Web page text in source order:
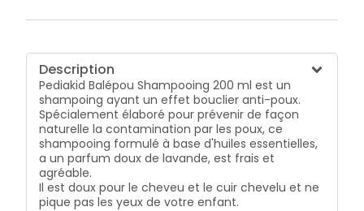
Description
Pediakid Balépou Shampooing 200 ml est un
shampoing ayant un effet bouclier anti-poux.
Spécialement élaboré pour prévenir de façon
naturelle la contamination par les poux, ce
shampooing formulé à base d'huiles essentielles,
a un parfum doux de lavande, est frais et
agréable.
Il est doux pour le cheveu et le cuir chevelu et ne
pique pas les yeux de votre enfant.